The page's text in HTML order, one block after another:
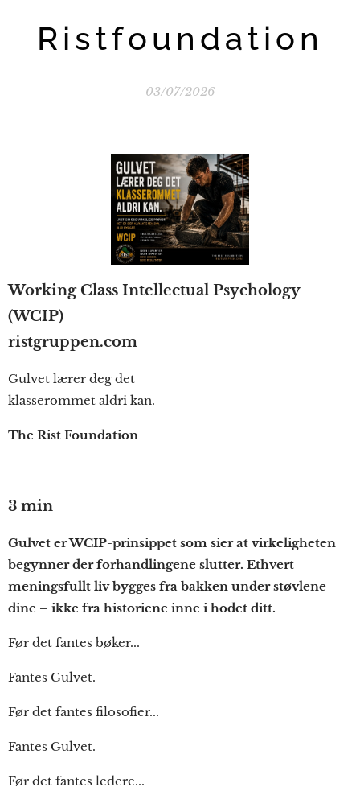
Ristfoundation
03/07/2026
Working Class Intellectual Psychology
(WCIP)
ristgruppen.com
Gulvet lærer deg det
klasserommet aldri kan.
The Rist Foundation
3 min
Gulvet er WCIP-prinsippet som sier at virkeligheten
begynner der forhandlingene slutter. Ethvert
meningsfullt liv bygges fra bakken under støvlene
dine – ikke fra historiene inne i hodet ditt.
Før det fantes bøker...
Fantes Gulvet.
Før det fantes filosofier...
Fantes Gulvet.
Før det fantes ledere...